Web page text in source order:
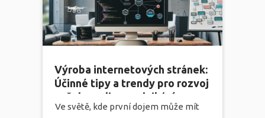
na uživatelskou zkušenost a celkový
obchodní úspěch. V tomto článku
prozkoumáme klíčové prvky,
problémy a řešení spojené s grafikou
webových stránek.více
Výroba internetových stránek:
Účinné tipy a trendy pro rozvoj
vašeho online podnikání
Ve světě, kde první dojem může mít